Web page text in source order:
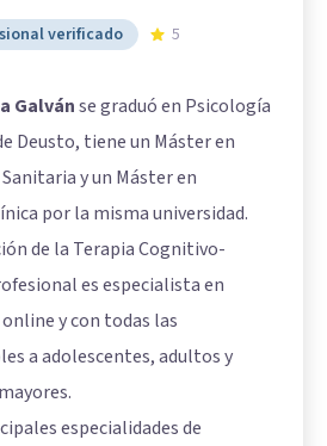
verificado 5
Galvánse graduó en Psicología
Deusto, tiene un Máster en
y un Máster en
por la misma universidad.
de la Terapia Cognitivo-
es especialista en
y con todas las
a adolescentes, adultos y
especialidades de